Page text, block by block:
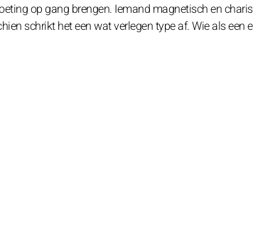
op gang brengen. Iemand magnetisch en
schrikt het een wat verlegen type af. Wie als een